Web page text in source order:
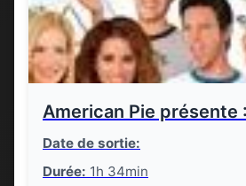
American Pie présente
Date de sortie:
Durée: 1h 34min